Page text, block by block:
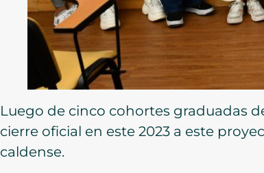
Luego de cinco cohortes graduadas
cierre oficial en este 2023 a este
caldense.